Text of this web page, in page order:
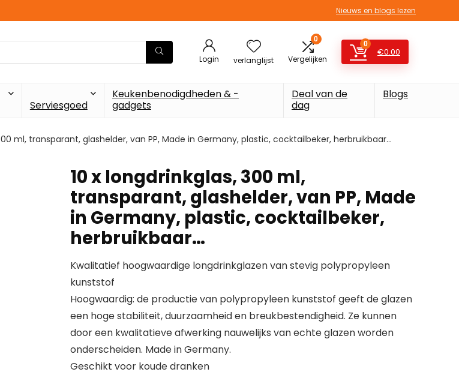
Nieuws en blogs lezen
Login verlanglijst
0
Vergelijken
0
€0.00
Serviesgoed
Keukenbenodigdheden & -
gadgets
Deal van de
dag
Blogs
ml, transparant, glashelder, van PP, Made in Germany, plastic, cocktailbeker, herbruikbaar…
10 x longdrinkglas, 300 ml,
transparant, glashelder, van PP, Made
in Germany, plastic, cocktailbeker,
herbruikbaar…
Kwalitatief hoogwaardige longdrinkglazen van stevig polypropyleen
kunststof
Hoogwaardig: de productie van polypropyleen kunststof geeft de glazen
een hoge stabiliteit, duurzaamheid en breukbestendigheid. Ze kunnen
door een kwalitatieve afwerking nauwelijks van echte glazen worden
onderscheiden. Made in Germany.
Geschikt voor koude dranken